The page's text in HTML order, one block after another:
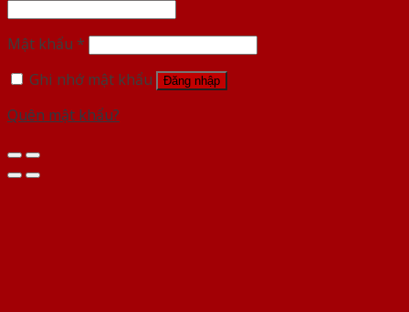
Mật khẩu *
Ghi nhớ mật khẩu
Đăng nhập
Quên mật khẩu?